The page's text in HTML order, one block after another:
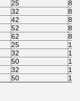
25
8
32
8
42
8
52
8
62
8
25
10
32
10
50
10
32
12
50 12